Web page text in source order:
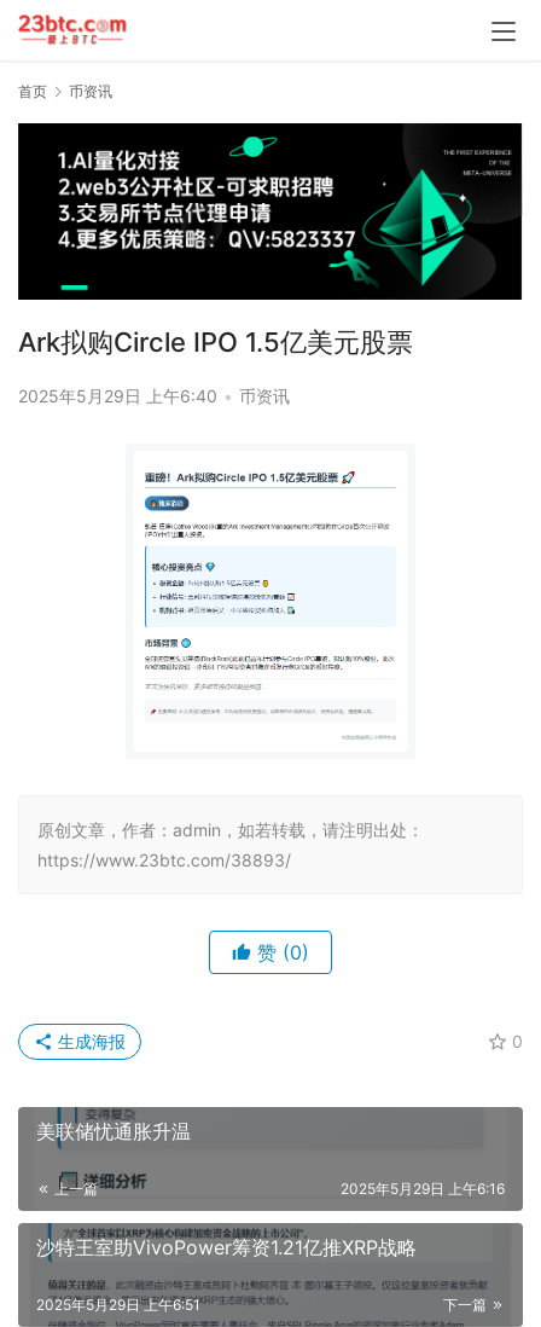
首页 币资讯
Ark拟购Circle IPO 1.5亿美元股票
2025年5月29日 上午6:40 • 币资讯
原创文章，作者：admin，如若转载，请注明出处：
https://www.23btc.com/38893/
赞 (0)
0
生成海报
美联储忧通胀升温
上一篇 2025年5月29日 上午6:16
沙特王室助VivoPower筹资1.21亿推XRP战略
下一篇
2025年5月29日 上午6:51